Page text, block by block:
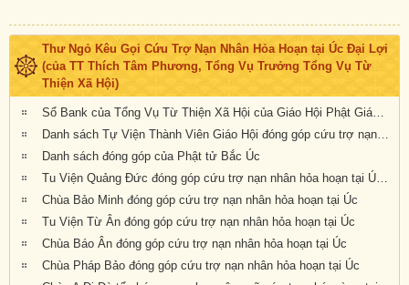
Thư Ngỏ Kêu Gọi Cứu Trợ Nạn Nhân Hỏa Hoạn tại Úc Đại Lợi
(của TT Thích Tâm Phương, Tổng Vụ Trưởng Tổng Vụ Từ
Thiện Xã Hội)
Sổ Bank của Tổng Vụ Từ Thiện Xã Hội của Giáo Hội Phật Giáo Việt Nam Thống Nhất Hải Ngoại tại Úc Đại Lợi- Tân Tây Lan
Danh sách Tự Viện Thành Viên Giáo Hội đóng góp cứu trợ nạn nhân hỏa hoạn tại Úc
Danh sách đóng góp của Phật tử Bắc Úc
Tu Viện Quảng Đức đóng góp cứu trợ nạn nhân hỏa hoạn tại Úc Châu
Chùa Bảo Minh đóng góp cứu trợ nạn nhân hỏa hoạn tại Úc
Tu Viện Từ Ân đóng góp cứu trợ nạn nhân hỏa hoạn tại Úc
Chùa Báo Ân đóng góp cứu trợ nạn nhân hỏa hoạn tại Úc
Chùa Pháp Bảo đóng góp cứu trợ nạn nhân hỏa hoạn tại Úc